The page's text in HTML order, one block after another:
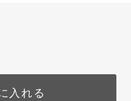
入れる